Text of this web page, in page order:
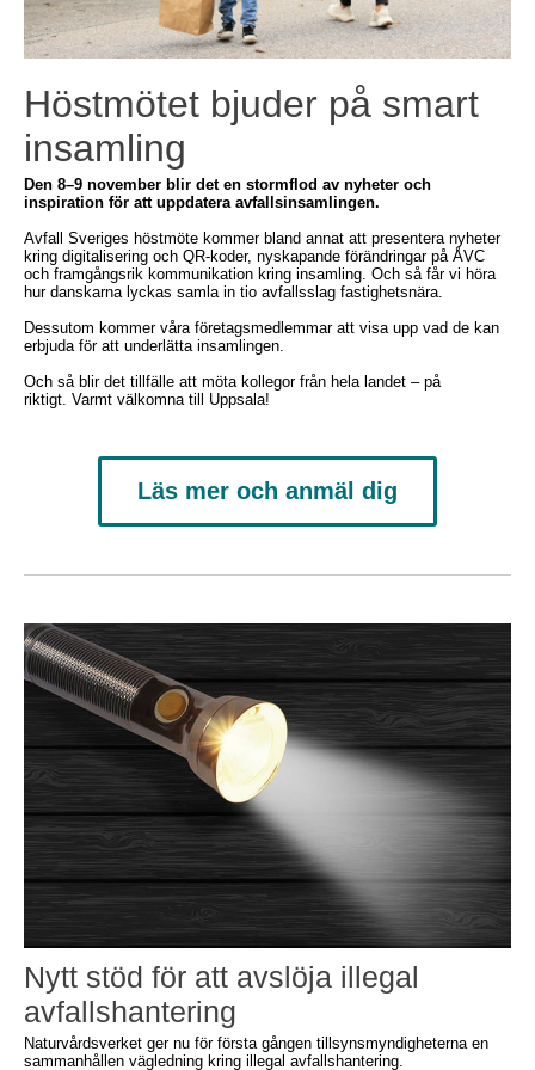
Höstmötet bjuder på smart
insamling
Den 8–9 november blir det en stormflod av nyheter och
inspiration för att uppdatera avfallsinsamlingen.
Avfall Sveriges höstmöte kommer bland annat att presentera nyheter
kring digitalisering och QR-koder, nyskapande förändringar på ÅVC
och framgångsrik kommunikation kring insamling. Och så får vi höra
hur danskarna lyckas samla in tio avfallsslag fastighetsnära.
Dessutom kommer våra företagsmedlemmar att visa upp vad de kan
erbjuda för att underlätta insamlingen.
Och så blir det tillfälle att möta kollegor från hela landet – på
riktigt. Varmt välkomna till Uppsala!
Läs mer och anmäl dig
Nytt stöd för att avslöja illegal
avfallshantering
Naturvårdsverket ger nu för första gången tillsynsmyndigheterna en
sammanhållen vägledning kring illegal avfallshantering.